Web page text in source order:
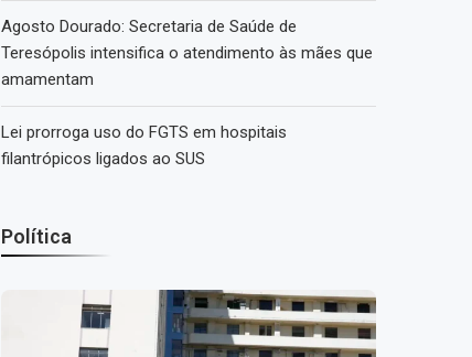
Agosto Dourado: Secretaria de Saúde de
Teresópolis intensifica o atendimento às mães que
amamentam
Lei prorroga uso do FGTS em hospitais
filantrópicos ligados ao SUS
Política